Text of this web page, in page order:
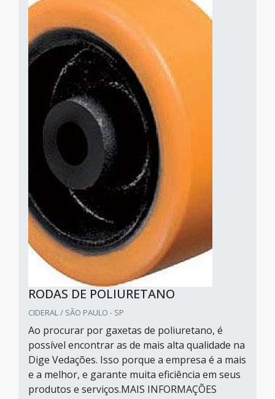
RODAS DE POLIURETANO
CIDERAL / SÃO PAULO - SP
Ao procurar por gaxetas de poliuretano, é
possível encontrar as de mais alta qualidade na
Dige Vedações. Isso porque a empresa é a mais
e a melhor, e garante muita eficiência em seus
produtos e serviços.MAIS INFORMAÇÕES